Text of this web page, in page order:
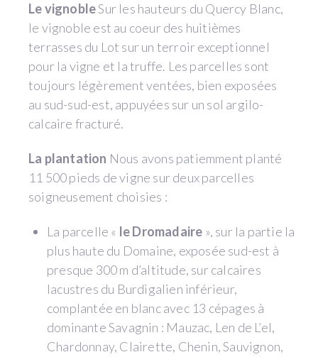
Le vignobleSur les hauteurs du Quercy Blanc,
le vignoble est au coeur des huitièmes
terrasses du Lot sur un terroir exceptionnel
pour la vigne et la truffe. Les parcelles sont
toujours légèrement ventées, bien exposées
au sud-sud-est, appuyées sur un sol argilo-
calcaire fracturé.
La plantation Nous avons patiemment planté
11 500 pieds de vigne sur deux parcelles
soigneusement choisies :
La parcelle « le Dromadaire », sur la partie la
plus haute du Domaine, exposée sud-est à
presque 300 m d’altitude, sur calcaires
lacustres du Burdigalien inférieur,
complantée en blanc avec 13 cépages à
dominante Savagnin : Mauzac, Len de L’el,
Chardonnay, Clairette, Chenin, Sauvignon,